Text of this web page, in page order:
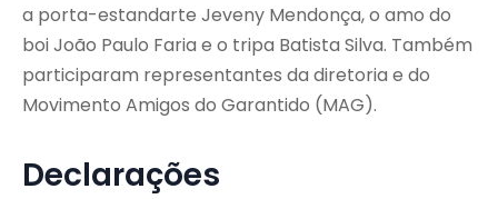
a porta-estandarte Jeveny Mendonça, o amo do
boi João Paulo Faria e o tripa Batista Silva. Também
participaram representantes da diretoria e do
Movimento Amigos do Garantido (MAG).
Declarações